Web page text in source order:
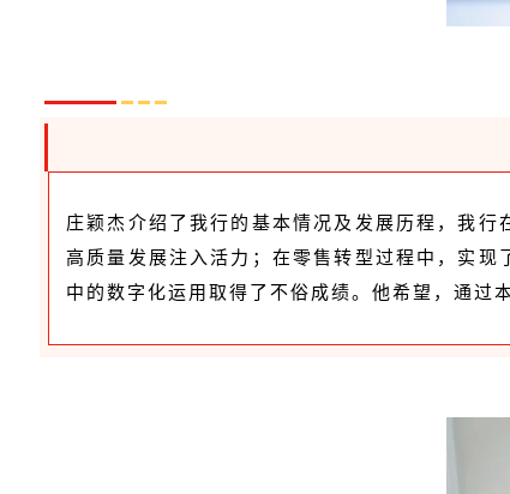
庄颖杰介绍了我行的基本情况及发展历程，我
高质量发展注入活力；在零售转型过程中，实
中的数字化运用取得了不俗成绩。他希望，通过